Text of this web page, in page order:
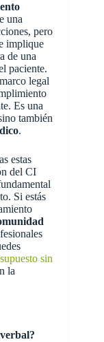
una
pero
implique
de una
paciente.
legal
Es una
también
.
estas
del CI
Si estás
sin
la